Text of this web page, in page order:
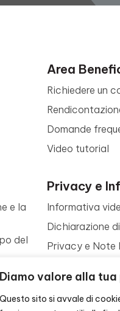
Diamo valore alla
Questo sito si avvale di
e la
del
Area
Richiedere un
Domande
Video tutorial
Privacy e
Informativa
Dichiarazione
Privacy e Note
Contattaci